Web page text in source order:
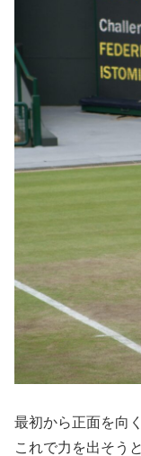
最初から正面を向
これで力を出そう